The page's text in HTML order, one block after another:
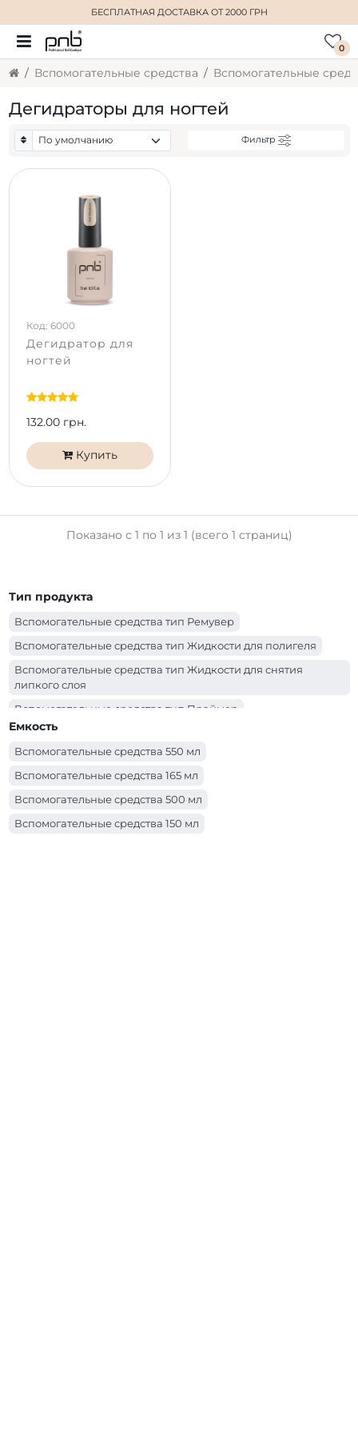
БЕСПЛАТНАЯ ДОСТАВКАОТ 2000 ГРН
0
Вспомогательные средства
Дегидраторы для ногтей
Фильтр
Код: 6000
Дегидратор для
ногтей
132.00 грн.
Купить
Показано с 1 по 1 из 1 (всего 1 страниц)
Тип продукта
Вспомогательные средства тип Ремувер
Вспомогательные средства тип Жидкости для полигеля
Вспомогательные средства тип Жидкости для снятия
липкого слоя
Вспомогательные средства тип Праймер
Вспомогательные средства тип Кровоостанавливающее
средство
Вспомогательные средства тип Дезинфектор
Вспомогательные средства тип Дегидратор
Емкость
Вспомогательные средства 550 мл
Вспомогательные средства 165 мл
Вспомогательные средства 500 мл
Вспомогательные средства 150 мл